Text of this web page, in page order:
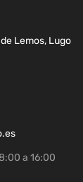
a 16:00